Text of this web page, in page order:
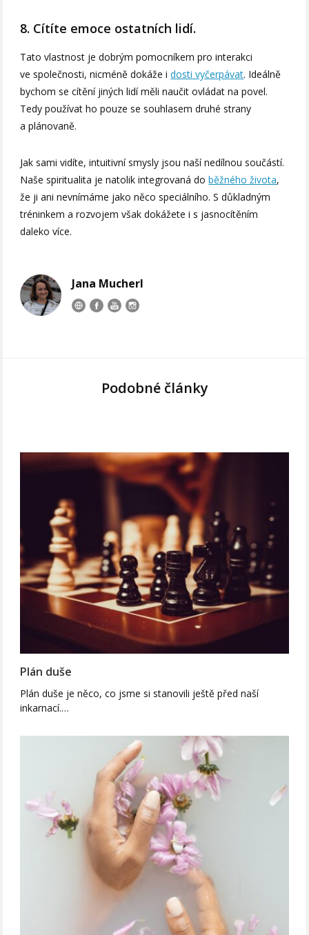
8. Cítíte emoce ostatních lidí.
Tato vlastnost je dobrým pomocníkem pro interakci
ve společnosti, nicméně dokáže idosti vyčerpávat. Ideálně
bychom se cítění jiných lidí měli naučit ovládat na povel.
Tedy používat ho pouze se souhlasem druhé strany
a plánovaně.
Jak sami vidíte, intuitivní smysly jsou naší nedílnou součástí.
Naše spiritualita je natolik integrovaná doběžného života,
že ji ani nevnímáme jako něco speciálního. S důkladným
tréninkem a rozvojem však dokážete i s jasnocítěním
daleko více.
Jana Mucherl
Podobné články
Plán duše
Plán duše je něco, co jsme si stanovili ještě před naší
inkarnací.…